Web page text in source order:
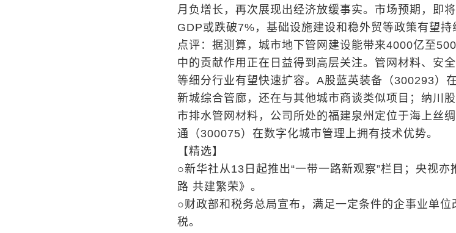
月负增长，再次展现出经济放缓事实。市场预期，即
GDP或跌破7%，基础设施建设和稳外贸等政策有望持
点评：据测算，城市地下管网建设能带来4000亿至
中的贡献作用正在日益得到高层关注。管网材料、安
等细分行业有望快速扩容。A股蓝英装备（300293）
新城综合管廊，还在与其他城市商谈类似项目；纳川
市排水管网材料，公司所处的福建泉州定位于海上丝
通（300075）在数字化城市管理上拥有技术优势。
【精选】
○新华社从13日起推出“一带一路新观察”栏目；央视亦
路 共建繁荣》。
○财政部和税务总局宣布，满足一定条件的企事业单位
税。